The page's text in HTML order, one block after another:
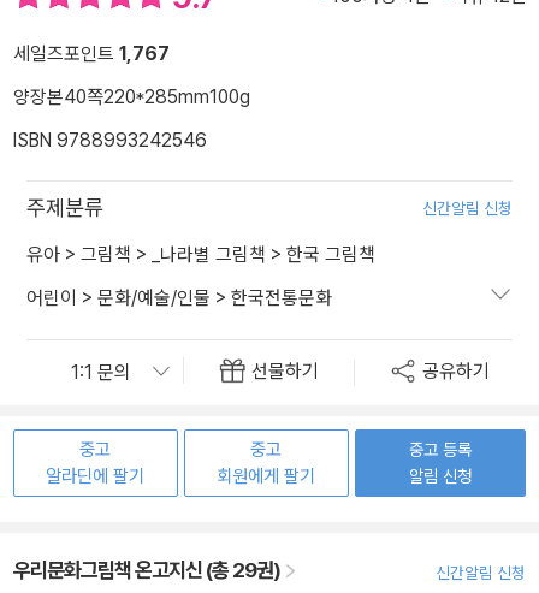
세일즈포인트 1,767
양장본40쪽220*285mm100g
ISBN 9788993242546
주제분류 신간알림 신청
유아 > 그림책 > _나라별 그림책 > 한국 그림책
어린이 > 문화/예술/인물 > 한국전통문화
선물하기 공유하기
중고
알라딘에 팔기
중고
회원에게 팔기
중고 등록
알림 신청
우리문화그림책 온고지신 (총 29권) 신간알림 신청